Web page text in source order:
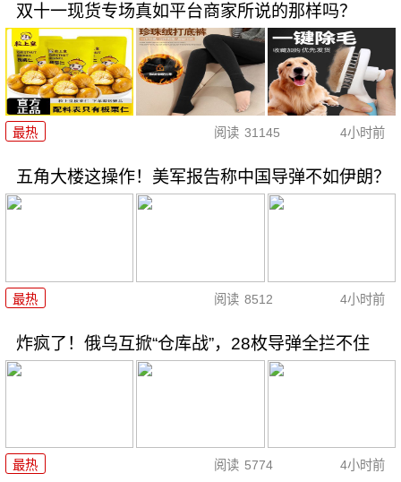
双十一现货专场真如平台商家所说的那样吗？
最热 阅读 31145 4小时前
五角大楼这操作！美军报告称中国导弹不如伊朗？
最热 阅读 8512 4小时前
炸疯了！俄乌互掀“仓库战”，28枚导弹全拦不住
最热 阅读 5774 4小时前